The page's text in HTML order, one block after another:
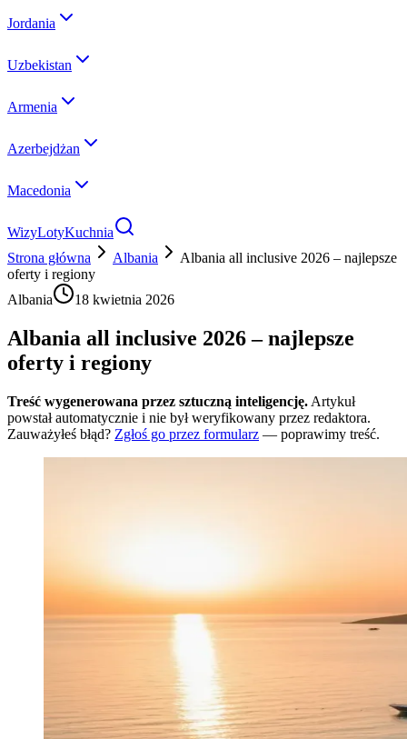
Jordania
Uzbekistan
Armenia
Azerbejdżan
Macedonia
WizyLotyKuchnia
Strona główna
Albania
Albania all inclusive 2026 – najlepsze
oferty i regiony
Albania
18 kwietnia 2026
Albania all inclusive 2026 – najlepsze
oferty i regiony
Treść wygenerowana przez sztuczną inteligencję. Artykuł
powstał automatycznie i nie był weryfikowany przez redaktora.
Zauważyłeś błąd? Zgłoś go przez formularz — poprawimy treść.